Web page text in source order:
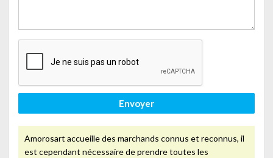
Envoyer
Amorosart accueille des marchands connus et reconnus, il
est cependant nécessaire de prendre toutes les